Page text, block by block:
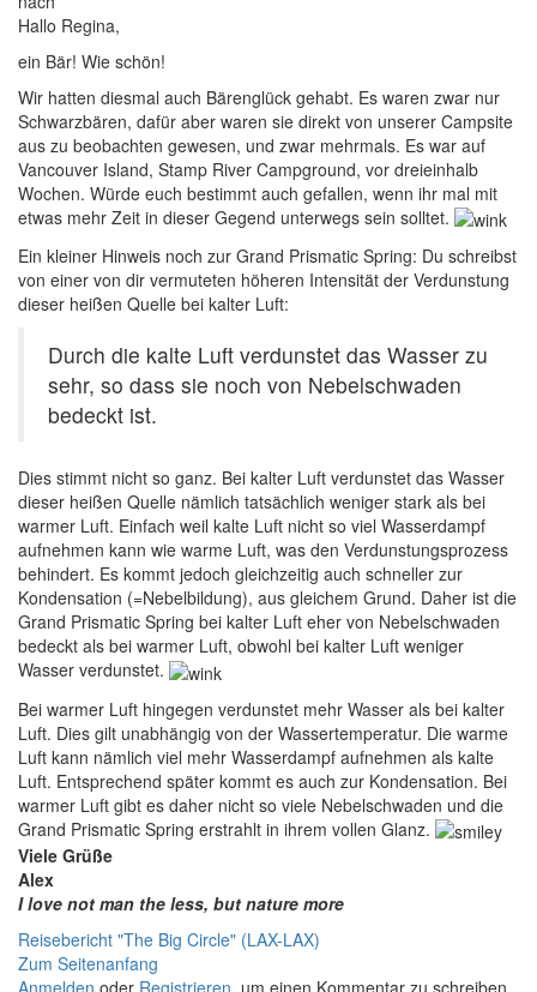
Hallo Regina,
ein Bär! Wie schön!
Wir hatten diesmal auch Bärenglück gehabt. Es waren zwar nur
Schwarzbären, dafür aber waren sie direkt von unserer Campsite
aus zu beobachten gewesen, und zwar mehrmals. Es war auf
Vancouver Island, Stamp River Campground, vor dreieinhalb
Wochen. Würde euch bestimmt auch gefallen, wenn ihr mal mit
etwas mehr Zeit in dieser Gegend unterwegs sein solltet.
Ein kleiner Hinweis noch zur Grand Prismatic Spring: Du schreibst
von einer von dir vermuteten höheren Intensität der Verdunstung
dieser heißen Quelle bei kalter Luft:
Durch die kalte Luft verdunstet das Wasser zu
sehr, so dass sie noch von Nebelschwaden
bedeckt ist.
Dies stimmt nicht so ganz. Bei kalter Luft verdunstet das Wasser
dieser heißen Quelle nämlich tatsächlich weniger stark als bei
warmer Luft. Einfach weil kalte Luft nicht so viel Wasserdampf
aufnehmen kann wie warme Luft, was den Verdunstungsprozess
behindert. Es kommt jedoch gleichzeitig auch schneller zur
Kondensation (=Nebelbildung), aus gleichem Grund. Daher ist die
Grand Prismatic Spring bei kalter Luft eher von Nebelschwaden
bedeckt als bei warmer Luft, obwohl bei kalter Luft weniger
Wasser verdunstet.
Bei warmer Luft hingegen verdunstet mehr Wasser als bei kalter
Luft. Dies gilt unabhängig von der Wassertemperatur. Die warme
Luft kann nämlich viel mehr Wasserdampf aufnehmen als kalte
Luft. Entsprechend später kommt es auch zur Kondensation. Bei
warmer Luft gibt es daher nicht so viele Nebelschwaden und die
Grand Prismatic Spring erstrahlt in ihrem vollen Glanz.
Viele Grüße
Alex
I love not man the less, but nature more
Reisebericht "The Big Circle" (LAX-LAX)
Zum Seitenanfang
Anmelden oder Registrieren , um einen Kommentar zu schreiben.